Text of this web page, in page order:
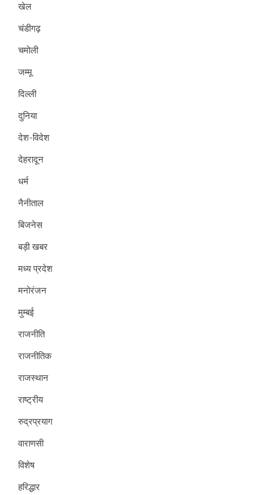
खेल
चंडीगढ़
चमोली
जम्मू
दिल्ली
दुनिया
देश-विदेश
देहरादून
धर्म
नैनीताल
बिजनेस
बड़ी खबर
मध्य प्रदेश
मनोरंजन
मुम्बई
राजनीति
राजनीतिक
राजस्थान
राष्ट्रीय
रुद्रप्रयाग
वाराणसी
विशेष
हरिद्धार